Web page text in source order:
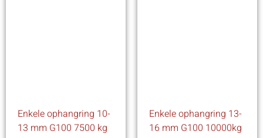
Enkele ophangring 10-
13 mm G100 7500 kg
Enkele ophangring 13-
16 mm G100 10000kg